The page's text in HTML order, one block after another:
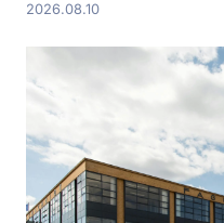
2026.08.10